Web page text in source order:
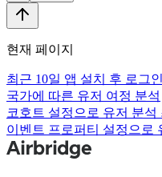
현재 페이지
최근 10일 앱 설치 후 로그
국가에 따른 유저 여정 분석
코호트 설정으로 유저 분석
이벤트 프로퍼티 설정으로